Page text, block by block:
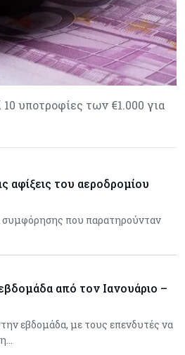
Πώς οι κυπριακές τράπεζες
«τιμολογούν» τον πόλεμο
υποτροφίες των €1.000 για
αφίξεις του αεροδρομίου
που παρατηρούνταν
από τον Ιανουάριο –
εβδομάδα, με τους επενδυτές να